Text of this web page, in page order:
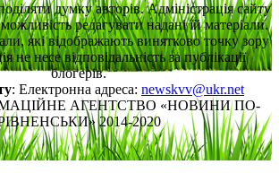
думку авторів. Адміністрація сайту
редагувати надані їй матеріали.
які відображають винятково точку зору
не несе відповідальність за публікації
блогерів.
: Електронна адреса: newskvv@ukr.net
АГЕНТСТВО «НОВИНИ ПО-
2014-2020